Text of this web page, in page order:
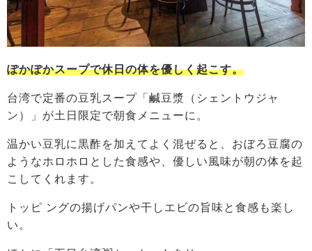
ぽかぽかスープで休日の体を優しく起こす。
台湾で定番の豆乳スープ「鹹豆漿（シェントウジャ
ン）」が土日限定で朝食メニューに。
温かい豆乳に黒酢を加えてよく混ぜると、おぼろ豆腐の
ようなホロホロとした食感や、優しい風味が朝の体を起
こしてくれます。
トッピ ングの揚げパンや干しエビの旨味と食感も楽し
い。